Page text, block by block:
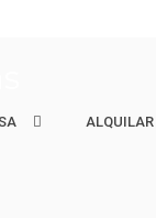
ALQUILAR
ALQUILAR